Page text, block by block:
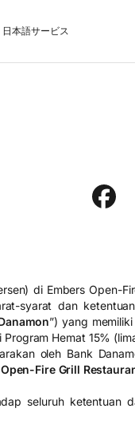
日本語サービス
di Embers Open-
syarat dan
”) yang
Program Hemat 15%
oleh Bank
Fire Grill
seluruh ketentuan